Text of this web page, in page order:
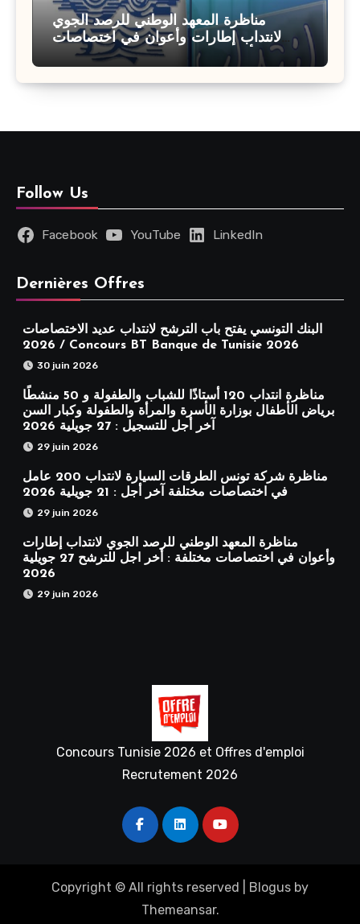
مناظرة المعهد الوطني للرصد الجوي
لانتداب إطارات وأعوان في اختصاصات
مختلفة : أخر اجل للترشح 27 جويلية 2026
Follow Us
Facebook YouTube LinkedIn
Dernières Offres
البنك التونسي يفتح باب الترشح لانتداب عديد الاختصاصات
2026 / Concours BT Banque de Tunisie 2026
30 juin 2026
مناظرة انتداب 120 أستاذًا للشباب والطفولة و 50 منشطًا
برياض الأطفال بوزارة الأسرة والمرأة والطفولة وكبار السن
آخر أجل للتسجيل : 27 جويلية 2026
29 juin 2026
مناظرة شركة تونس الطرقات السيارة لانتداب 200 عامل
في اختصاصات مختلفة آخر أجل : 21 جويلية 2026
29 juin 2026
مناظرة المعهد الوطني للرصد الجوي لانتداب إطارات
وأعوان في اختصاصات مختلفة : أخر اجل للترشح 27 جويلية
2026
29 juin 2026
Concours Tunisie 2026 et Offres d'emploi
Recrutement 2026
Copyright © All rights reserved Blogus by
Themeansar.